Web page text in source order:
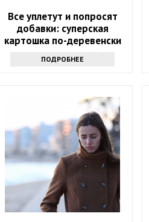
Все уплетут и попросят
добавки: суперская
картошка по-деревенски
на гарнир на Новый год
ПОДРОБНЕЕ